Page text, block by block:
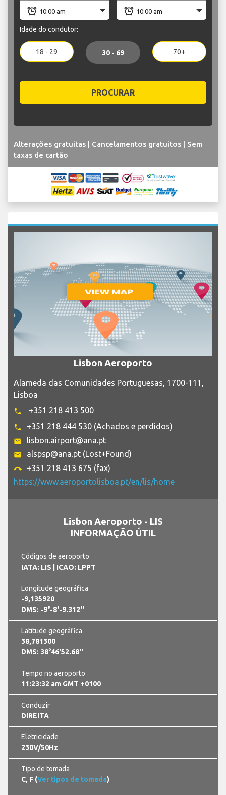
Idade do condutor:
18 - 29 30 - 69 70+
PROCURAR
Alterações gratuitas | Cancelamentos gratuitos | Sem
taxas de cartão
Lisbon Aeroporto
Alameda das Comunidades Portuguesas, 1700-111,
Lisboa
phone +351 218 413 500
phone +351 218 444 530 (Achados e perdidos)
email lisbon.airport@ana.pt
email alspsp@ana.pt (Lost+Found)
call_end
+351 218 413 675 (fax)
https://www.aeroportolisboa.pt/en/lis/home
Lisbon Aeroporto - LIS
INFORMAÇÃO ÚTIL
Códigos de aeroporto
IATA: LIS
| ICAO: LPPT
Longitude geográfica
-9,135920
DMS: -9°-8'-9.312''
Latitude geográfica
38,781300
DMS: 38°46'52.68''
Tempo no aeroporto
11:23:33 am GMT +0100
Conduzir
DIREITA
Eletricidade
230V/50Hz
Tipo de tomada
C, F (Ver tipos de tomada)